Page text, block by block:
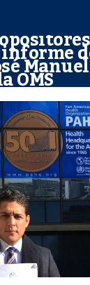
Manuel
OMS